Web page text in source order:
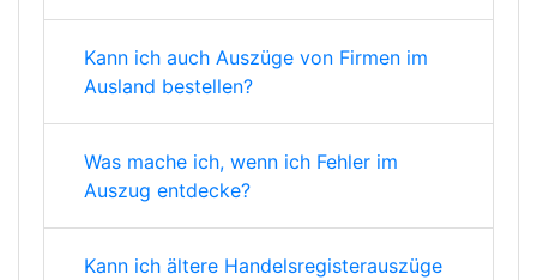
Kann ich auch Auszüge von Firmen im
Ausland bestellen?
Was mache ich, wenn ich Fehler im
Auszug entdecke?
Kann ich ältere Handelsregisterauszüge